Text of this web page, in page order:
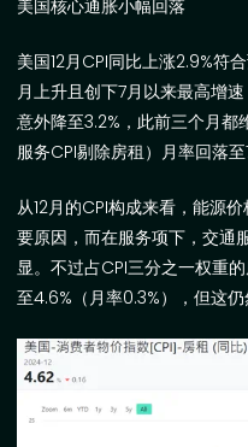
美国核心通胀小幅回落
美国12月 CPI同比上涨2.9%符
月上升且创下7月以来最高增
意外降至3.2% ，此前三个月都
服务CPI剔除房租）月率回落至
从12月的CPI构成来看，能源
要原因，而在服务项下，交通
显。不过占CPI三分之一权重
至4.6% （月率0.3%），但这